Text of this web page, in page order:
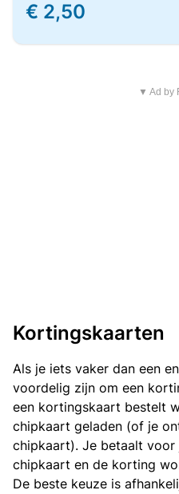
€ 2,50
▼ Ad by
Kortingskaarten
Als je iets vaker dan een
voordelig zijn om een
een kortingskaart bestelt
chipkaart geladen (of je
chipkaart). Je betaalt
chipkaart en de korting
De beste keuze is